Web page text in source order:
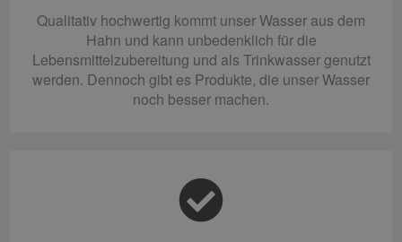
Qualitativ hochwertig kommt unser Wasser aus dem
Hahn und kann unbedenklich für die
Lebensmittelzubereitung und als Trinkwasser genutzt
werden. Dennoch gibt es Produkte, die unser Wasser
noch besser machen.